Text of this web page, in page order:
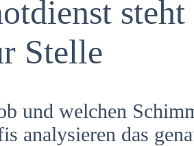
Stelle
und welchen
analysieren das